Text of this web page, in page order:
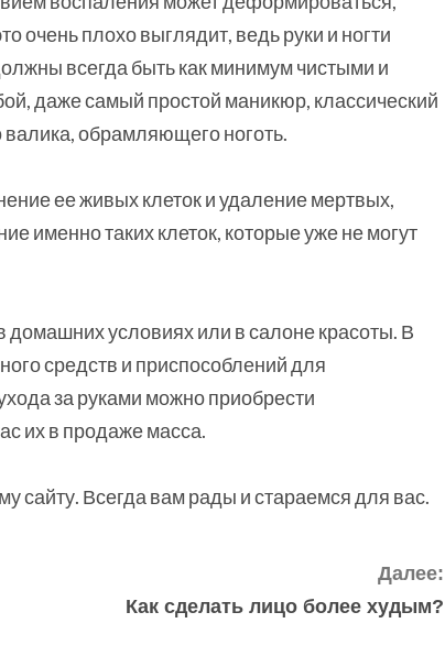
очень плохо выглядит, ведь руки и ногти
всегда быть как минимум чистыми и
даже самый простой маникюр, классический
обрамляющего ноготь.
ее живых клеток и удаление мертвых,
именно таких клеток, которые уже не могут
домашних условиях или в салоне красоты. В
средств и приспособлений для
за руками можно приобрести
их в продаже масса.
сайту. Всегда вам рады и стараемся для вас.
Далее:
Как сделать лицо более худым?